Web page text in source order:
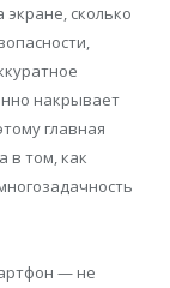
экране, сколько
накрывает
главная
в том, как
— не